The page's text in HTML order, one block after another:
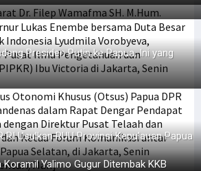
Presiden Putin ke Papua, Ini yang
RI Usulkan RUU Provinsi Kepulauan Papua
Yalimo Gugur Ditembak KKB